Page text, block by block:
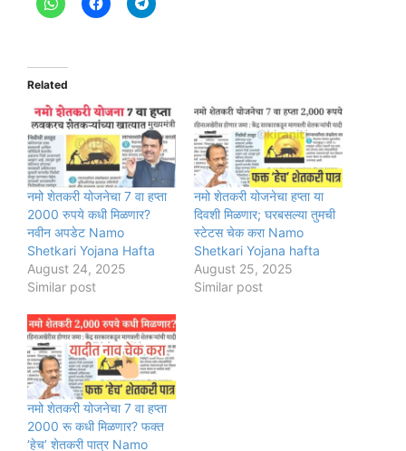
Related
नमो शेतकरी योजनेचा 7 वा हप्ता
2000 रुपये कधी मिळणार?
नवीन अपडेट Namo
Shetkari Yojana Hafta
August 24, 2025
Similar post
नमो शेतकरी योजनेचा हप्ता या
दिवशी मिळणार; घरबसल्या तुमची
स्टेटस चेक करा Namo
Shetkari Yojana hafta
August 25, 2025
Similar post
नमो शेतकरी योजनेचा 7 वा हप्ता
2000 रू कधी मिळणार? फक्त
‘हेच’ शेतकरी पात्र Namo